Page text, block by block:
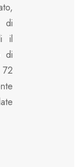
di
il
di